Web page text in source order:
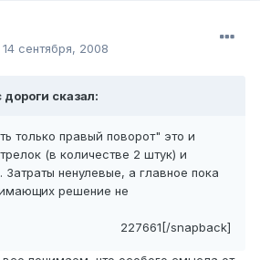
14 сентября, 2008
сказал:
только правый поворот" это и
(в количестве 2 штук) и
Затраты ненулевые, а главное пока
решение не
227661[/snapback]